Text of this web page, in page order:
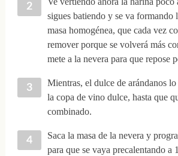
sigues batiendo y se va formando
masa homogénea, que cada vez
remover porque se volverá más
mete a la nevera para que repose
Mientras, el dulce de arándanos
la copa de vino dulce, hasta que
combinado.
Saca la masa de la nevera y
para que se vaya precalentando a